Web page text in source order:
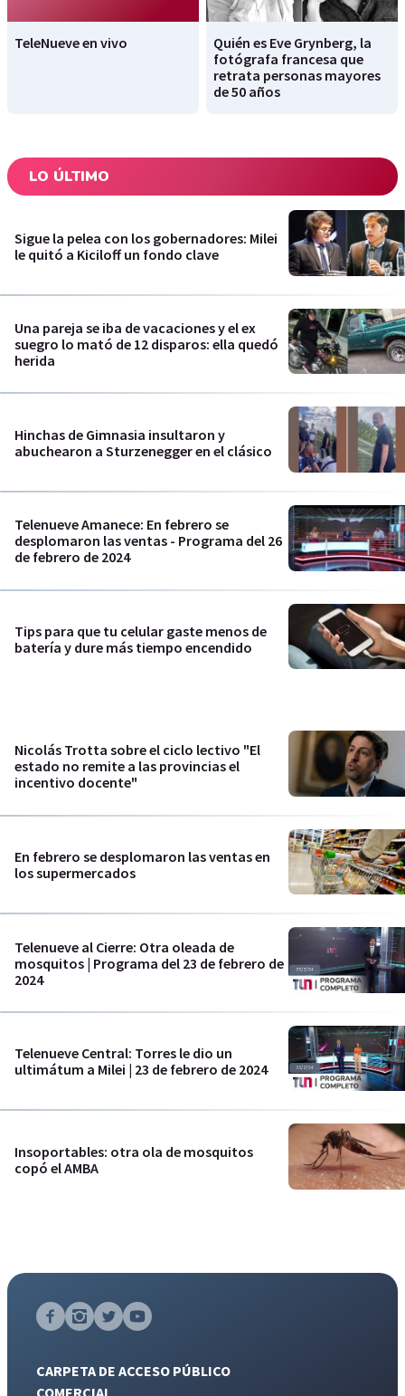
TeleNueve en vivo
Quién es Eve Grynberg, la
fotógrafa francesa que
retrata personas mayores
de 50 años
LO ÚLTIMO
Sigue la pelea con los gobernadores: Milei
le quitó a Kiciloff un fondo clave
Una pareja se iba de vacaciones y el ex
suegro lo mató de 12 disparos: ella quedó
herida
Hinchas de Gimnasia insultaron y
abuchearon a Sturzenegger en el clásico
Telenueve Amanece: En febrero se
desplomaron las ventas - Programa del 26
de febrero de 2024
Tips para que tu celular gaste menos de
batería y dure más tiempo encendido
Nicolás Trotta sobre el ciclo lectivo "El
estado no remite a las provincias el
incentivo docente"
En febrero se desplomaron las ventas en
los supermercados
Telenueve al Cierre: Otra oleada de
mosquitos | Programa del 23 de febrero de
2024
Telenueve Central: Torres le dio un
ultimátum a Milei | 23 de febrero de 2024
Insoportables: otra ola de mosquitos
copó el AMBA
CARPETA DE ACCESO PÚBLICO
COMERCIAL